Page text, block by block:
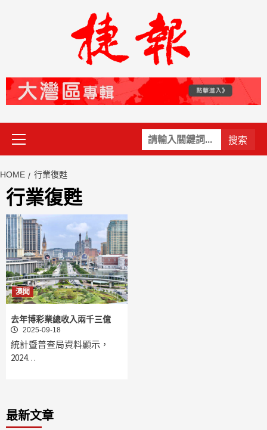
關
鍵
Primary
Menu
HOME 行業復甦
行業復甦
澳聞
去年博彩業總收入兩千三億
2025-09-18
統計暨普查局資料顯示，
2024…
最新文章